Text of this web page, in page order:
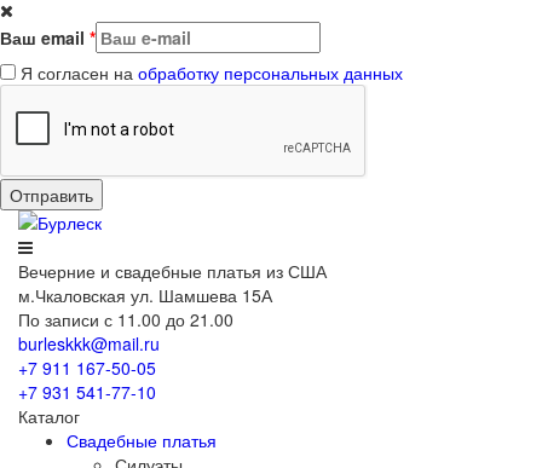
Ваш email *
Я согласен на обработку персональных данных
Вечерние и свадебные платья из США
м.Чкаловская ул. Шамшева 15А
По записи с 11.00 до 21.00
burleskkk@mail.ru
+7 911 167-50-05
+7 931 541-77-10
Каталог
Свадебные платья